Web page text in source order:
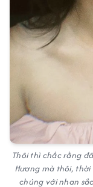
Thôi thì chắc rằng
Hương mà thôi,
chúng với nhan